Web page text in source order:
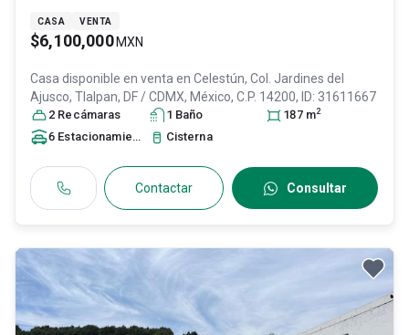
CASA VENTA
$6,100,000 MXN
Casa disponible en venta en Celestún, Col. Jardines del
Ajusco, Tlalpan, DF / CDMX, México, C.P. 14200, ID: 31611667
2 Recámaras 1 Baño 187 m2
6 Estacionamiento s Cisterna
Contactar Consultar